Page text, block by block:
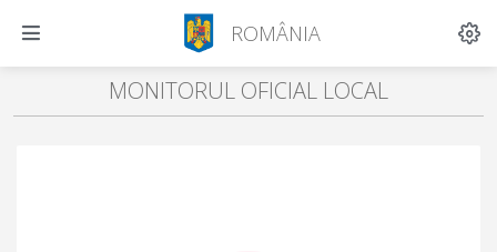
ROMÂNIA
MONITORUL OFICIAL LOCAL